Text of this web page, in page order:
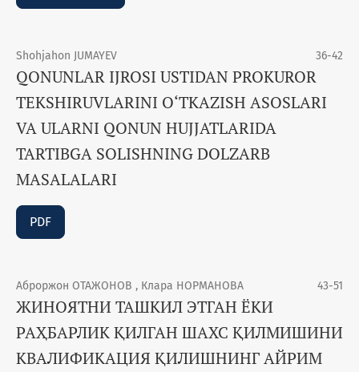
Shohjahon JUMAYEV 36-42
QONUNLAR IJROSI USTIDAN PROKUROR
TEKSHIRUVLARINI O‘TKAZISH ASOSLARI
VA ULARNI QONUN HUJJATLARIDA
TARTIBGA SOLISHNING DOLZARB
MASALALARI
PDF
Аброржон ОТАЖОНОВ , Клара НОРМАНОВА 43-51
ЖИНОЯТНИ ТАШКИЛ ЭТГАН ЁКИ
РАҲБАРЛИК ҚИЛГАН ШАХС ҚИЛМИШИНИ
КВАЛИФИКАЦИЯ ҚИЛИШНИНГ АЙРИМ